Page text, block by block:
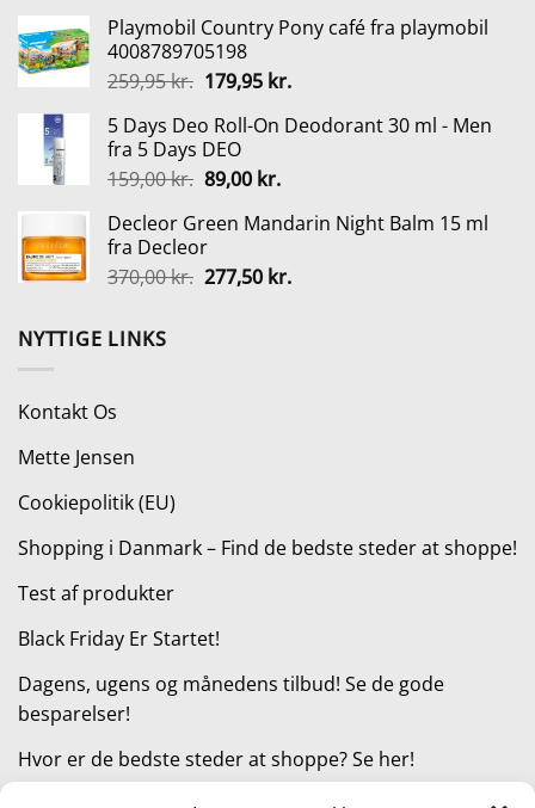
pris
var:
305,00 kr..
pris
228,75 kr..
Playmobil Country Pony café fra playmobil
4008789705198
259,95kr. Den
pris
var:
259,95 kr..
179,95 kr.Den
pris
5 Days Deo Roll-On Deodorant 30 ml - Men
fra 5 Days DEO
159,00kr. Den
pris
var:
159,00 kr..
89,00 kr.Den
pris
89,00 kr..
Decleor Green Mandarin Night Balm 15 ml
fra Decleor
370,00kr. Den
277,50 kr.Den
NYTTIGE LINKS
Kontakt Os
Mette Jensen
Cookiepolitik (EU)
Shopping i Danmark – Find de bedste steder at shoppe!
Test af produkter
Black Friday Er Startet!
Dagens, ugens og månedens tilbud! Se de gode
besparelser!
Hvor er de bedste steder at shoppe? Se her!